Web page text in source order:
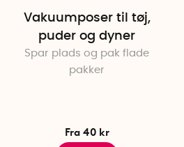
Vakuumposer til tøj,
puder og dyner
Spar plads og pak flade
pakker
Fra 40 kr